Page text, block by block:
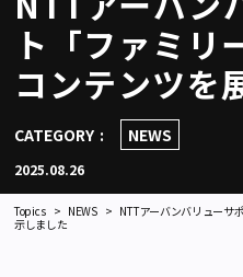
ト「ファミリ
コンテンツを
CATEGORY NEWS
2025.08.26
Topics NEWS
NTTアーバンバリューサ
示しました